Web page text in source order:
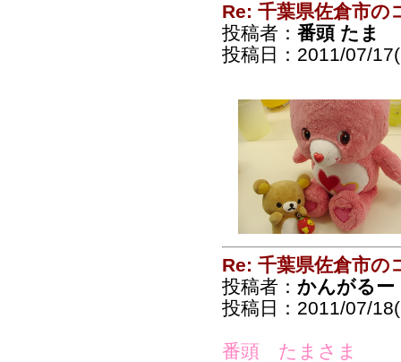
Re: 千葉県佐倉市の
投稿者： 番頭 たま
投稿日：2011/07/
Re: 千葉県佐倉市の
投稿者： かんがるー
投稿日：2011/07/
番頭 たまさま